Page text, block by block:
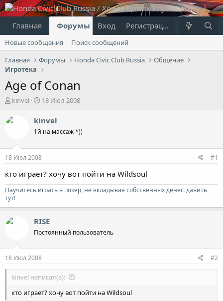
Главная Форумы Что нового?
Вход Регистрация
Новые сообщения
Поиск сообщений
Главная
Форумы Honda Civic Club Russia
Общение
Игротека
Age of Conan
А
т
е
м
ы
kinvel
Д
т
н
л
18 Июл 2008
kinvel
1й на массаж *))
18 Июл 2008 #1
кто играет? хочу вот пойти на Wildsoul
Научитесь играть в покер, не вкладывая собственных денег! давить
тут!
RISE
Постоянный пользователь
18 Июл 2008 #2
kinvel написал(а):
кто играет? хочу вот пойти на Wildsoul